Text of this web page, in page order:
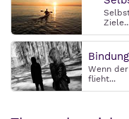
Wenn
flieht...